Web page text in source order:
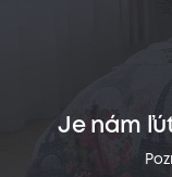
Je nám